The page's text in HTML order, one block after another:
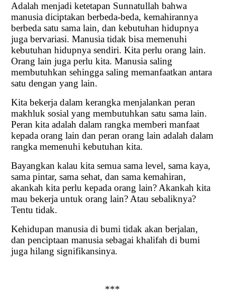
Adalah menjadi ketetapan Sunnatullah bahwa
manusia diciptakan berbeda-beda, kemahirannya
berbeda satu sama lain, dan kebutuhan hidupnya
juga bervariasi. Manusia tidak bisa memenuhi
kebutuhan hidupnya sendiri. Kita perlu orang lain.
Orang lain juga perlu kita. Manusia saling
membutuhkan sehingga saling memanfaatkan antara
satu dengan yang lain.
Kita bekerja dalam kerangka menjalankan peran
makhluk sosial yang membutuhkan satu sama lain.
Peran kita adalah dalam rangka memberi manfaat
kepada orang lain dan peran orang lain adalah dalam
rangka memenuhi kebutuhan kita.
Bayangkan kalau kita semua sama level, sama kaya,
sama pintar, sama sehat, dan sama kemahiran,
akankah kita perlu kepada orang lain? Akankah kita
mau bekerja untuk orang lain? Atau sebaliknya?
Tentu tidak.
Kehidupan manusia di bumi tidak akan berjalan,
dan penciptaan manusia sebagai khalifah di bumi
juga hilang signifikansinya.
***